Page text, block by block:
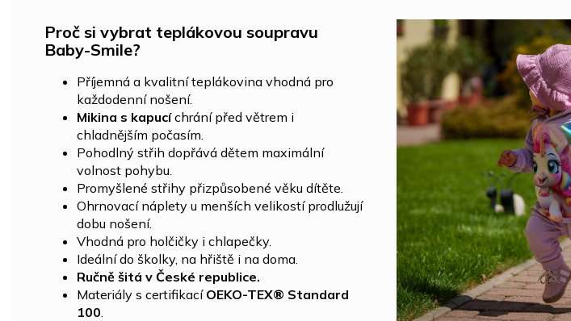
Proč si vybrat teplákovou soupravu
Baby-Smile?
Příjemná a kvalitní teplákovina vhodná pro
každodenní nošení.
Mikina s kapucíchrání před větrem i
chladnějším počasím.
Pohodlný střih dopřává dětem maximální
volnost pohybu.
Promyšlené střihy přizpůsobené věku dítěte.
Ohrnovací náplety u menších velikostí prodlužují
dobu nošení.
Vhodná pro holčičky i chlapečky.
Ideální do školky, na hřiště i na doma.
Ručně šitá v České republice.
Materiály s certifikací OEKO-TEX® Standard
100